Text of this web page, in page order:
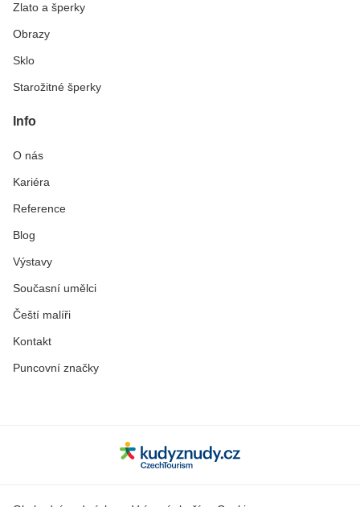
Zlato a šperky
Obrazy
Sklo
Starožitné šperky
Info
O nás
Kariéra
Reference
Blog
Výstavy
Současní umělci
Čeští malíři
Kontakt
Puncovní značky